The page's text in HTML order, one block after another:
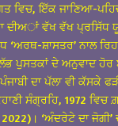
ਵਿਚ, ਇੱਕ ਜਾਣਿਆ-
ਦੀਅਾਂ ਵੱਖ ਵੱਖ
‘ਅਰਥ-ਸ਼ਾਸਤਰ’
ਪੁਸਤਕਾਂ ਦੇ ਅਨੁਵਾਦ ਹੋਰ
ਦਾ ਪੱਲਾ ਵੀ
ਸੰਗ੍ਰਹਿ, 1972
‘ਅੰਦਰੇਟੇ ਦਾ